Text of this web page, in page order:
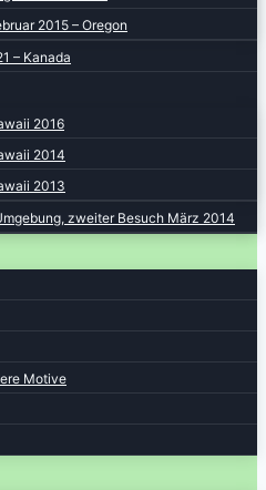
2015 – Oregon
– Kanada
2016
2014
2013
zweiter Besuch März 2014
Motive